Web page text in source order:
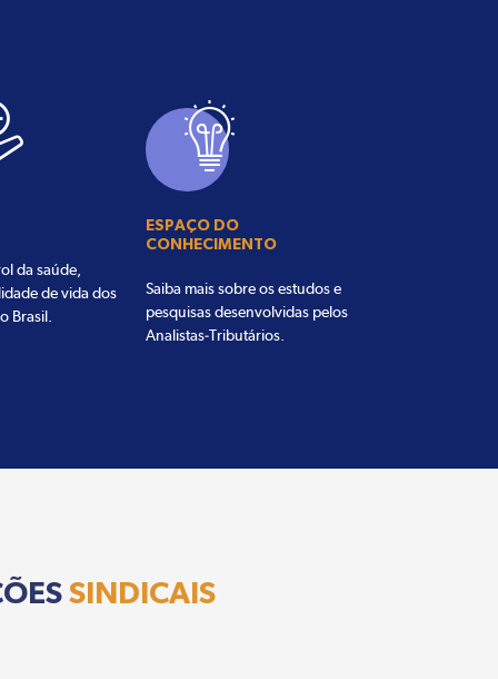
da saúde,
de vida dos
Brasil.
ESPAÇO DO
CONHECIMENTO
Saiba mais sobre os estudos e
pesquisas desenvolvidas pelos
Analistas-Tributários.
SINDICAIS